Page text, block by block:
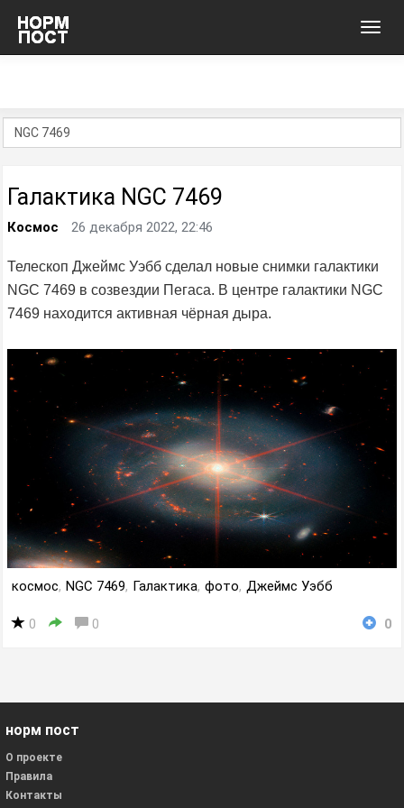
Галактика NGC 7469
Космос 26 декабря 2022, 22:46
Телескоп Джеймс Уэбб сделал новые снимки галактики
NGC 7469 в созвездии Пегаса. В центре галактики NGC
7469 находится активная чёрная дыра.
космос, NGC 7469, Галактика, фото, Джеймс Уэбб
0 0 0
норм пост
О проекте
Правила
Контакты